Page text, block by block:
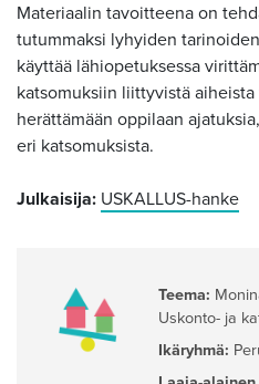
Materiaalin tavoitteena on
tutummaksi lyhyiden
käyttää lähiopetuksessa
katsomuksiin liittyvistä
herättämään oppilaan
eri katsomuksista.
Julkaisija: USKALLUS-hanke
Teema:
Uskonto- ja
Ikäryhmä: